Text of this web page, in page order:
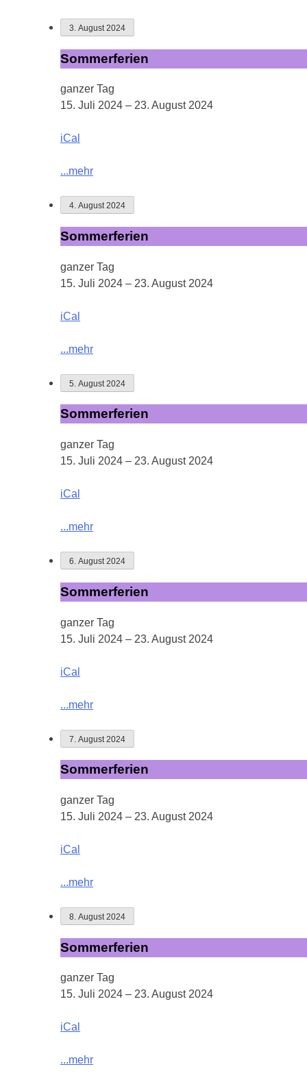
3. August 2024
Sommerferien
Sommerferien
ganzer Tag
15. Juli 2024 – 23. August 2024
iCal
...mehr
4. August 2024
Sommerferien
Sommerferien
ganzer Tag
15. Juli 2024 – 23. August 2024
iCal
...mehr
5. August 2024
Sommerferien
Sommerferien
ganzer Tag
15. Juli 2024 – 23. August 2024
iCal
...mehr
6. August 2024
Sommerferien
Sommerferien
ganzer Tag
15. Juli 2024 – 23. August 2024
iCal
...mehr
7. August 2024
Sommerferien
Sommerferien
ganzer Tag
15. Juli 2024 – 23. August 2024
iCal
...mehr
8. August 2024
Sommerferien
Sommerferien
ganzer Tag
15. Juli 2024 – 23. August 2024
iCal
...mehr